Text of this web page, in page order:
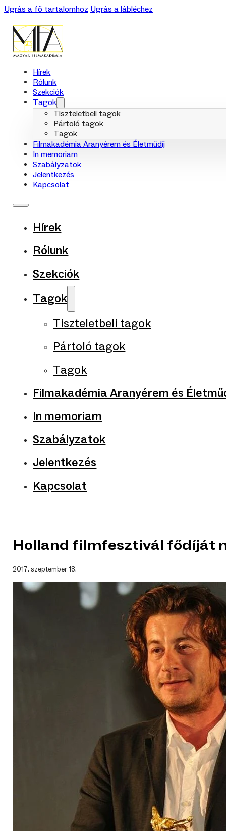
Ugrás a fő tartalomhoz Ugrás a lábléchez
Hírek
Rólunk
Szekciók
Tagok
Tiszteletbeli tagok
Pártoló tagok
Tagok
Filmakadémia Aranyérem és Életműdíj
In memoriam
Szabályzatok
Jelentkezés
Kapcsolat
Hírek
Rólunk
Szekciók
Tagok
Tiszteletbeli tagok
Pártoló tagok
Tagok
Filmakadémia Aranyérem és
In memoriam
Szabályzatok
Jelentkezés
Kapcsolat
Holland filmfesztivál fődíját
2017. szeptember 18.